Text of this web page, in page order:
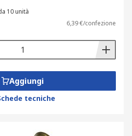
10 unità
6,39 €/confezione
Aggiungi
tecniche